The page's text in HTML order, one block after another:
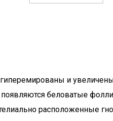
и
появляются беловатые
расположенные